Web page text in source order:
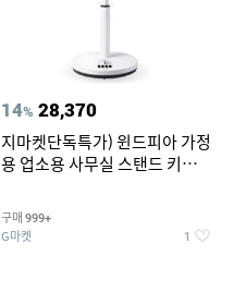
14% 28,370
지마켓단독특가) 윈드피아 가정
용 업소용 사무실 스탠드 키높이
구매 999+
G마켓 1